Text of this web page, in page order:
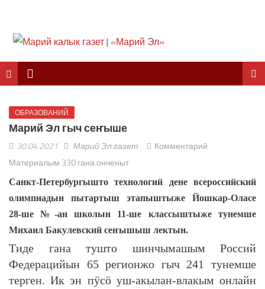
ОБРАЗОВАНИЙ
Марий Эл гыч сеҥыше
30.04.2021 Марий Эл газет
Комментарий
Материалым 330 гана онченыт
Санкт-Петербургышто технологий дене всероссийский
олимпиадын пытартыш этапыштыже Йошкар-Оласе
28-ше №-ан школын 11-ше классыштыже тунемше
Михаил Бакулевский сеҥышыш лектын.
Тиде гана тушто шинчымашым Россий
Федерацийын 65 регионжо гыч 241 тунемше
терген. Ик эн пӱсӧ уш-акылан-влакым онлайн